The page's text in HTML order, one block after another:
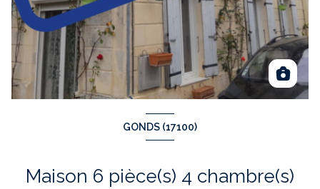
GONDS (17100)
Maison 6 pièce(s) 4 chambre(s)